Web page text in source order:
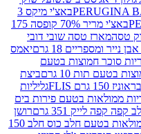
באצ'י מיקס 3
באצ'י מריר 70% קופסה 175
טסה שובי דובי
18 גרם
יאמס
בטעם
גרם
ביצת
גליליות
בטעם פירות בים
גרם
רושן
סוכריות טופי ממולאות בטעם חלב כוס חלב 150